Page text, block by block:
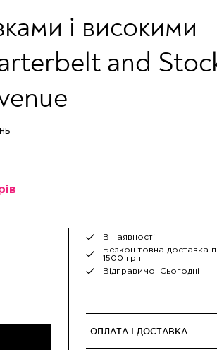
і високими
and
В наявності
Безкоштовна доставка
1500 грн
Відправимо: Сьогодні
ОПЛАТА І ДОСТАВКА